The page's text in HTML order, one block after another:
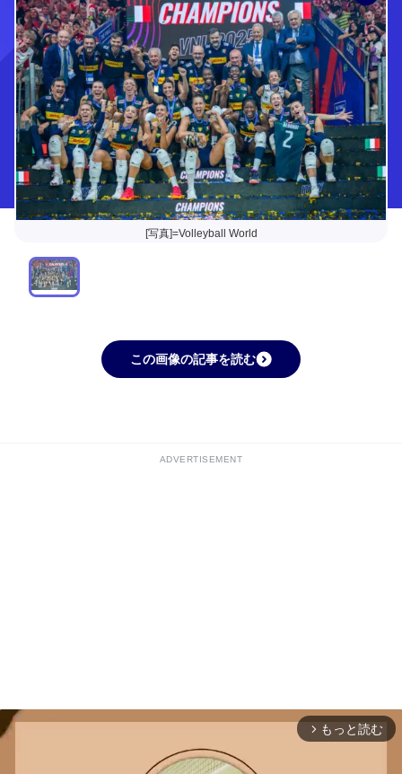
[写真]=Volleyball World
この画像の記事を読む
ADVERTISEMENT
arrow_forward_ios もっと読む